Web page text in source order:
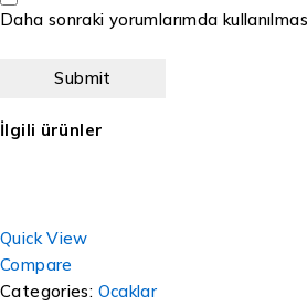
Daha sonraki yorumlarımda
İlgili ürünler
Quick View
Compare
Categories: Ocaklar